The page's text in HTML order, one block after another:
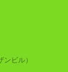
ビル）